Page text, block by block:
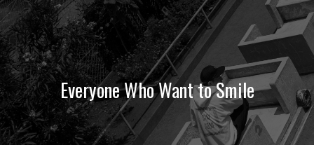
Everyone Who Want to Smile